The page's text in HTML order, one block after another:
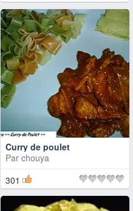
Curry de poulet
Par chouya
301